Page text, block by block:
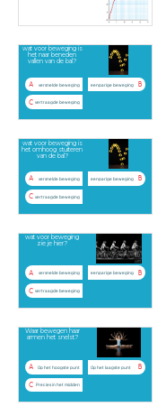
wat voor beweging is
het naar beneden
vallen van de bal?
A versnelde beweging B
eenparige beweging
C vertraagde beweging
wat voor beweging is
het omhoog stuiteren
van de bal?
A versnelde beweging B
eenparige beweging
C vertraagde beweging
wat voor beweging
zie je hier?
A versnelde beweging B
eenparige beweging
C vertraagde beweging
Waar bewegen haar
armen het snelst?
A Op het hoogste punt B
Op het laagste punt
C Precies in het midden